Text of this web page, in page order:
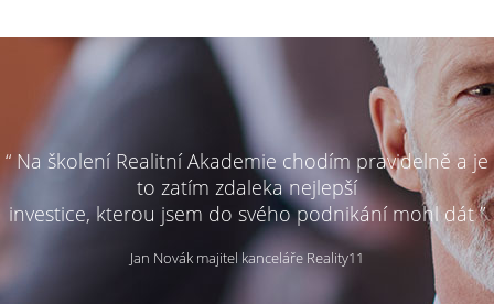
“ Na školení Realitní Akademie chodím pravidelně a je
to zatím zdaleka nejlepší
investice, kterou jsem do svého podnikání mohl dát ”
Jan Novák majitel kanceláře Reality11